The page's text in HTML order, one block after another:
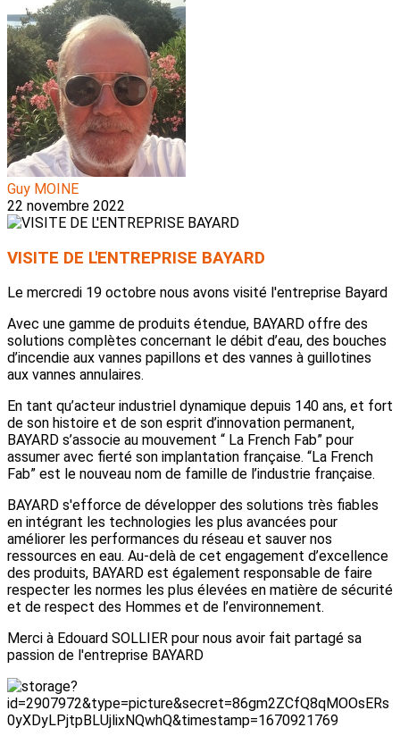
Guy MOINE
22 novembre 2022
VISITE DE L'ENTREPRISE BAYARD
Le mercredi 19 octobre nous avons visité l'entreprise Bayard
Avec une gamme de produits étendue, BAYARD offre des
solutions complètes concernant le débit d’eau, des bouches
d’incendie aux vannes papillons et des vannes à guillotines
aux vannes annulaires.
En tant qu’acteur industriel dynamique depuis 140 ans, et fort
de son histoire et de son esprit d’innovation permanent,
BAYARD s’associe au mouvement “ La French Fab” pour
assumer avec fierté son implantation française. “La French
Fab” est le nouveau nom de famille de l’industrie française.
BAYARD s'efforce de développer des solutions très fiables
en intégrant les technologies les plus avancées pour
améliorer les performances du réseau et sauver nos
ressources en eau. Au-delà de cet engagement d’excellence
des produits, BAYARD est également responsable de faire
respecter les normes les plus élevées en matière de sécurité
et de respect des Hommes et de l’environnement.
Merci à Edouard SOLLIER pour nous avoir fait partagé sa
passion de l'entreprise BAYARD